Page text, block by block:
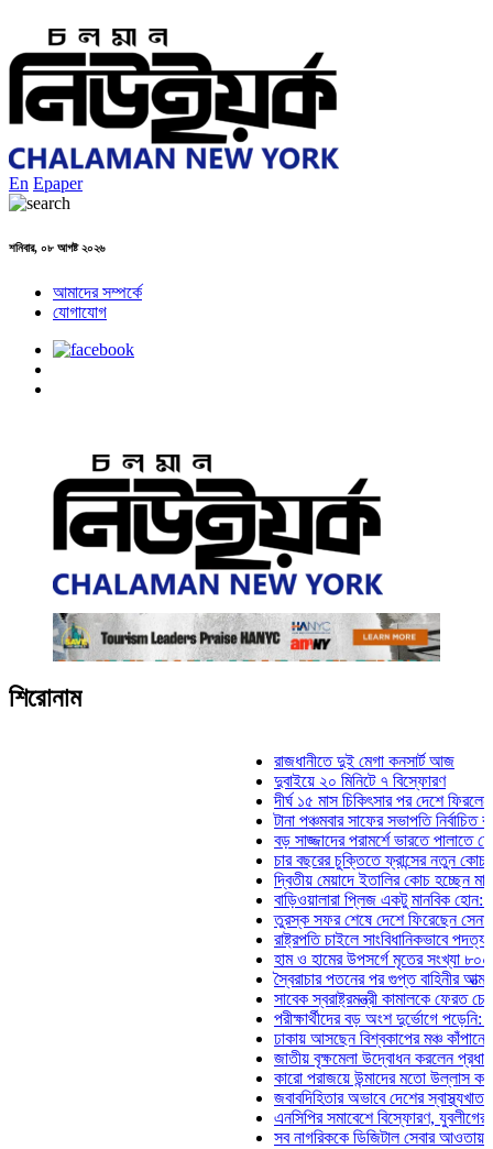
En Epaper
শনিবার, ০৮ আগষ্ট ২০২৬
আমাদের সম্পর্কে
যোগাযোগ
শিরোনাম
রাজধানীতে দুই মেগা কনসার্ট আজ
দুবাইয়ে ২০ মিনিটে ৭ বিস্ফোরণ
দীর্ঘ ১৫ মাস চিকিৎসার পর দেশে ফিরলেন
টানা পঞ্চমবার সাফের সভাপতি নির্বাচিত কাজী
বড় সাজ্জাদের পরামর্শে ভারতে পালাতে
চার বছরের চুক্তিতে ফ্রান্সের নতুন কোচ জিদান
দ্বিতীয় মেয়াদে ইতালির কোচ হচ্ছেন মানচিনি
বাড়িওয়ালারা প্লিজ একটু মানবিক হোন: মনিরা মিঠু
তুরস্ক সফর শেষে দেশে ফিরেছেন সেনাপ্রধান
রাষ্ট্রপতি চাইলে সাংবিধানিকভাবে পদত্যাগ করতে
হাম ও হামের উপসর্গে মৃতের সংখ্যা ৮০০ ছাড়াল
স্বৈরাচার পতনের পর গুপ্ত বাহিনীর আত্মপ্রকাশ:
সাবেক স্বরাষ্ট্রমন্ত্রী কামালকে ফেরত চেয়ে
পরীক্ষার্থীদের বড় অংশ দুর্ভোগে পড়েনি: ড.
ঢাকায় আসছেন বিশ্বকাপের মঞ্চ কাঁপানো সেই
জাতীয় বৃক্ষমেলা উদ্বোধন করলেন প্রধানমন্ত্রী
কারো পরাজয়ে উন্মাদের মতো উল্লাস করতে হয়
জবাবদিহিতার অভাবে দেশের স্বাস্থ্যখাত নানা
এনসিপির সমাবেশে বিস্ফোরণ, যুবলীগের দুই
সব নাগরিককে ডিজিটাল সেবার আওতায় আনতে